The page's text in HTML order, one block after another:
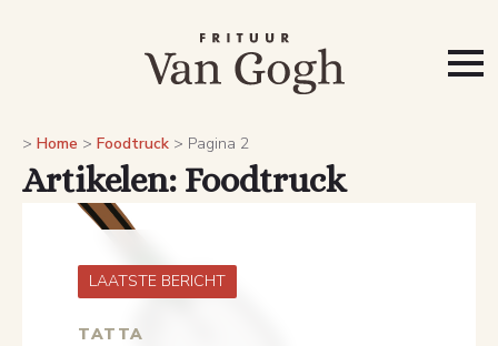
> Home > Foodtruck > Pagina 2
Artikelen: Foodtruck
LAATSTE BERICHT
TATTA